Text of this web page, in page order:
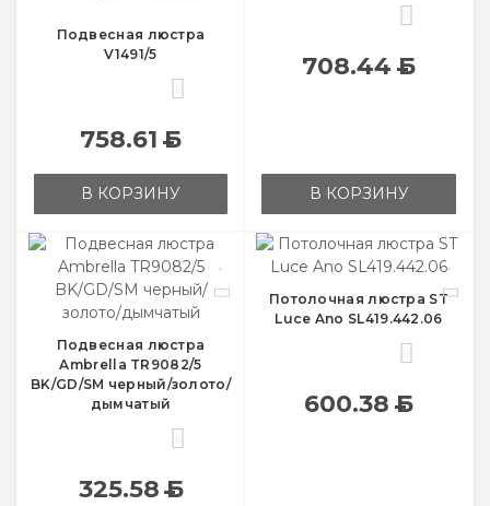
Подвесная люстра
V1491/5
758.61Б
В КОРЗИНУ
708.44Б
В КОРЗИНУ
Подвесная люстра
Ambrella TR9082/5
BK/GD/SM черный/золото/
дымчатый
325.58Б
Потолочная люстра ST
Luce Ano SL419.442.06
600.38Б